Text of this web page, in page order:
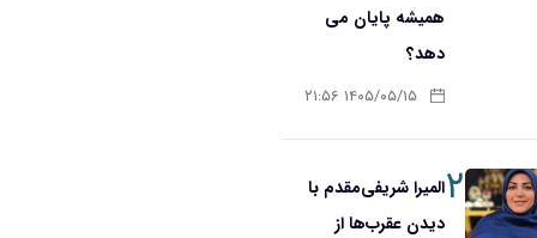
همیشه پایان می
دهد؟
۱۴۰۵/۰۵/۱۵ ۲۱:۵۶
۲المیرا شریفی‌مقدم با
دیدن عقرب‌ها از